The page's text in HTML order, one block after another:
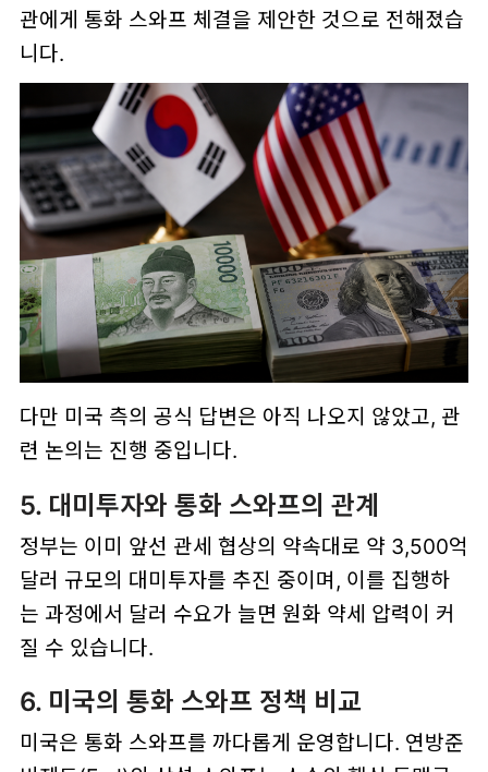
관에게 통화 스와프 체결을 제안한 것으로 전해졌습
니다.
다만 미국 측의 공식 답변은 아직 나오지 않았고, 관
련 논의는 진행 중입니다.
5. 대미투자와 통화 스와프의 관계
정부는 이미 앞선 관세 협상의 약속대로 약 3,500억
달러 규모의 대미투자를 추진 중이며, 이를 집행하
는 과정에서 달러 수요가 늘면 원화 약세 압력이 커
질 수 있습니다.
6. 미국의 통화 스와프 정책 비교
미국은 통화 스와프를 까다롭게 운영합니다. 연방준